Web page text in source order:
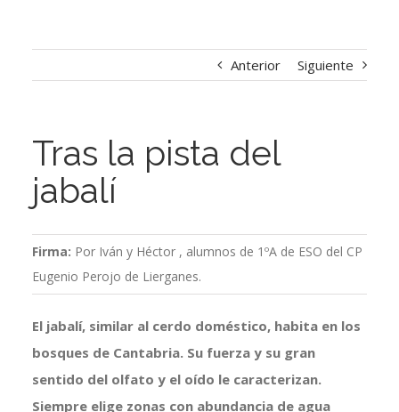
Anterior Siguiente
Tras la pista del
jabalí
Firma: Por Iván y Héctor , alumnos de 1ºA de ESO del CP
Eugenio Perojo de Lierganes.
El jabalí, similar al cerdo doméstico, habita en los
bosques de Cantabria. Su fuerza y su gran
sentido del olfato y el oído le caracterizan.
Siempre elige zonas con abundancia de agua